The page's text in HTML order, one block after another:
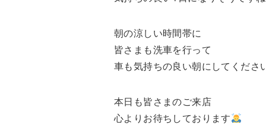
朝の涼しい時間帯に
皆さまも洗車を行って
車も気持ちの良い朝にしてくださ
本日も皆さまのご来店
心よりお待ちしております